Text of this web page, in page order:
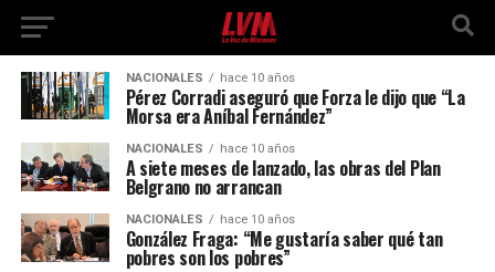
NACIONALES hace 10 años
Pérez Corradi aseguró que Forza le dijo que “La
Morsa era Aníbal Fernández”
NACIONALES hace 10 años
A siete meses de lanzado, las obras del Plan
Belgrano no arrancan
NACIONALES hace 10 años
González Fraga: “Me gustaría saber qué tan
pobres son los pobres”